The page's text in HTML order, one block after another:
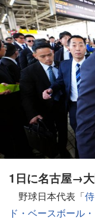
1日に名古屋→
野球日本代表「
ド・ベースボール